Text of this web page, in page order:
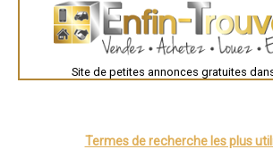
- Entreprise d'isolation par insufflation à
- Entreprise d'isolation par insufflation à Milly-
- Entreprise d'isolation par insufflation à
- Entreprise d'isolation par insufflation
- Entreprise d'isolation par insufflation à
- Entreprise d'isolation par insufflation à
- Entreprise d'isolation par insufflation à
Site de petites annonces gratuites
Termes de recherche les plus